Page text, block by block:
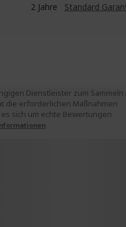
2 Jahre Standard
Dienstleister zum Sammeln
die erforderlichen Maßnahmen
sich um echte Bewertungen